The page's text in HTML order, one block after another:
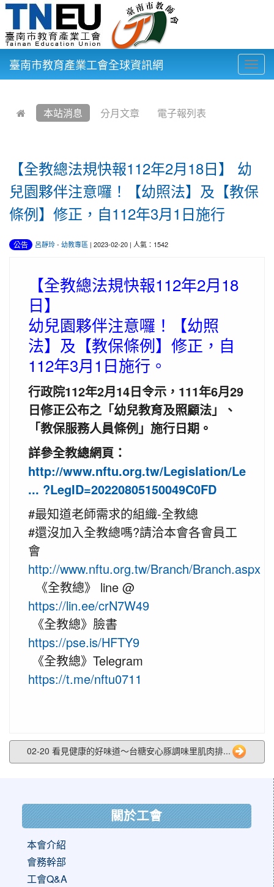
臺南市教育產業工會全球資訊網
本站消息 分月文章 電子報列表
【全教總法規快報112年2月18日】 幼
兒園夥伴注意囉！【幼照法】及【教保
條例】修正，自112年3月1日施行
公告 呂靜玲- 幼教專區 | 2023-02-20 | 人氣：1542
【全教總法規快報112年2月18
日】
幼兒園夥伴注意囉！【幼照
法】及【教保條例】修正，自
112年3月1日施行。
行政院112年2月14日令示，111年6月29
日修正公布之「幼兒教育及照顧法」、
「教保服務人員條例」施行日期。
詳參全教總網頁：
http://www.nftu.org.tw/Legislation/Le
... ?LegID=20220805150049C0FD
#最知道老師需求的組織-全教總
#還沒加入全教總嗎?請洽本會各會員工
會
http://www.nftu.org.tw/Branch/Branch.aspx
《全教總》 line @
https://lin.ee/crN7W49
《全教總》臉書
https://pse.is/HFTY9
《全教總》Telegram
https://t.me/nftu0711
02-20 看見健康的好味道～台糖安心豚調味里肌肉排...
關於工會
本會介紹
會務幹部
工會Q&A